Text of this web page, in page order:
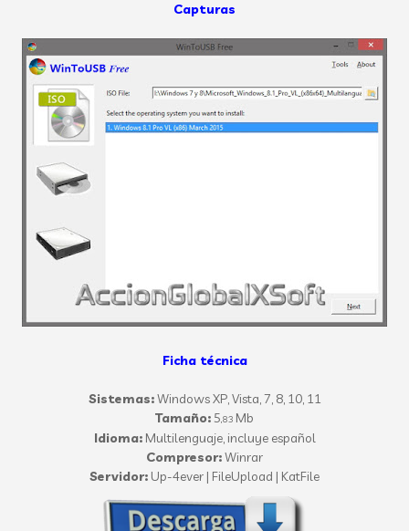
Capturas
Ficha técnica
Sistemas:Windows XP, Vista, 7, 8, 10, 11
Tamaño: 5,83 Mb
Idioma: Multilenguaje, incluye español
Compresor:Winrar
Servidor: Up-4ever | FileUpload | KatFile